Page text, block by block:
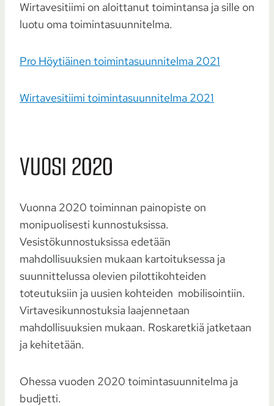
Wirtavesitiimi on aloittanut toimintansa ja sille on
luotu oma toimintasuunnitelma.
Pro Höytiäinen toimintasuunnitelma 2021
Wirtavesitiimi toimintasuunnitelma 2021
VUOSI 2020
Vuonna 2020 toiminnan painopiste on
monipuolisesti kunnostuksissa.
Vesistökunnostuksissa edetään
mahdollisuuksien mukaan kartoituksessa ja
suunnittelussa olevien pilottikohteiden
toteutuksiin ja uusien kohteiden mobilisointiin.
Virtavesikunnostuksia laajennetaan
mahdollisuuksien mukaan. Roskaretkiä jatketaan
ja kehitetään.
Ohessa vuoden 2020 toimintasuunnitelma ja
budjetti.